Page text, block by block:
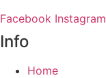
Facebook Instagram
Info
Home